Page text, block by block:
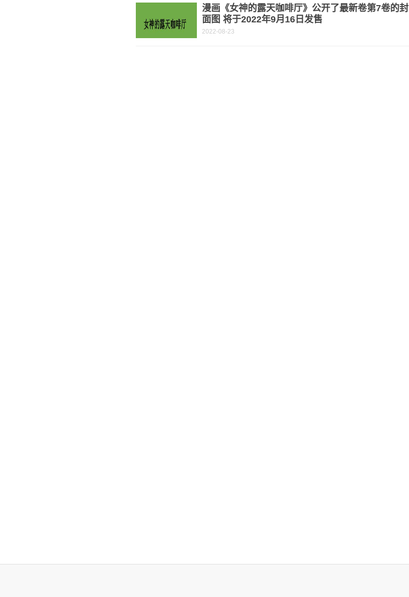
漫画《女神的露天咖啡厅》公开了最新卷第7卷的封
面图 将于2022年9月16日发售
2022-08-23